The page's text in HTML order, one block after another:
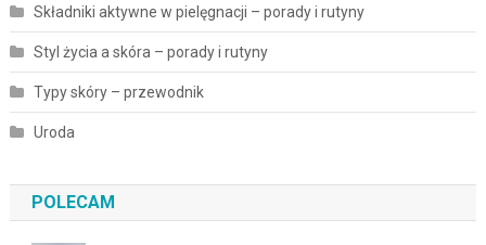
Składniki aktywne w pielęgnacji – porady i rutyny
Styl życia a skóra – porady i rutyny
Typy skóry – przewodnik
Uroda
POLECAM